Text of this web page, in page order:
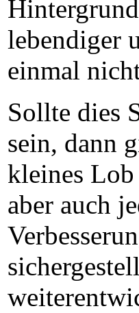
lebendiger
einmal
Sollte dies
sein, dann
kleines Lob
aber auch